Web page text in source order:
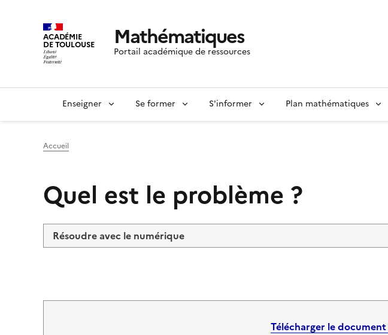
ACADÉMIE
DE TOULOUSE Mathématiques
Portail académique de ressources
Enseigner Se former S'informer Plan mathématiques
Accueil
Quel est le problème ?
Résoudre avec le numérique
Télécharger le